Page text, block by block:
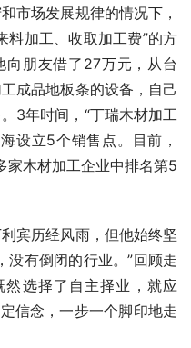
市场发展规律的情况下，
料加工、收取加工费”的方
向朋友借了27万元，从台
成品地板条的设备，自己
3年时间，“丁瑞木材加工
设立5个销售点。目前，
家木材加工企业中排名第5
宾历经风雨，但他始终坚
没有倒闭的行业。”回顾走
选择了自主择业，就应
定信念，一步一个脚印地走